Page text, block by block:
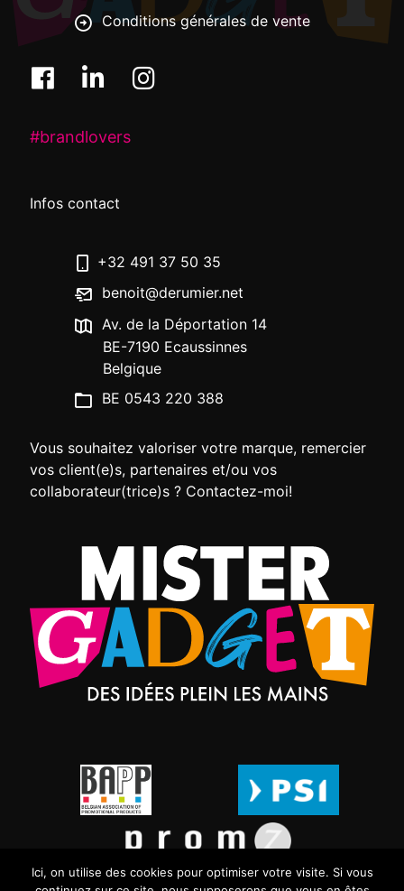
Conditions générales de vente
#brandlovers
Infos contact
+32 491 37 50 35
benoit@derumier.net
Av. de la Déportation 14
BE-7190 Ecaussinnes
Belgique
BE 0543 220 388
Vous souhaitez valoriser votre marque, remercier
vos client(e)s, partenaires et/ou vos
collaborateur(trice)s ? Contactez-moi!
Ici, on utilise des cookies pour optimiser votre visite. Si vous